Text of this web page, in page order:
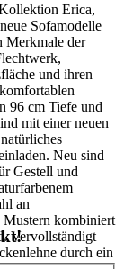
Erica,
Sofamodelle
Merkmale der
und ihren
96 cm Tiefe und
mit einer neuen
Neu sind
Gestell und
an
Mustern kombiniert
Vervollständigt
durch ein